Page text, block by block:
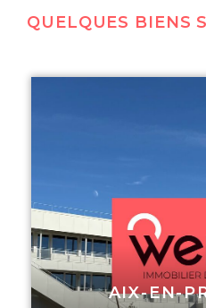
QUELQUES BIENS
AIX-EN-